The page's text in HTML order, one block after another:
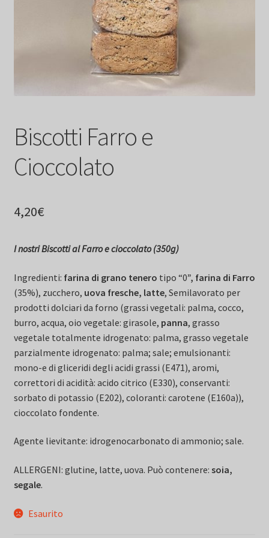
Biscotti Farro e
Cioccolato
4,20€
I nostri Biscotti al Farro e cioccolato (350g)
Ingredienti: farina di grano tenero tipo “0”, farina di Farro
(35%), zucchero, uova fresche, latte, Semilavorato per
prodotti dolciari da forno (grassi vegetali: palma, cocco,
burro, acqua, oio vegetale: girasole, panna, grasso
vegetale totalmente idrogenato: palma, grasso vegetale
parzialmente idrogenato: palma; sale; emulsionanti:
mono-e di gliceridi degli acidi grassi (E471), aromi,
correttori di acidità: acido citrico (E330), conservanti:
sorbato di potassio (E202), coloranti: carotene (E160a)),
cioccolato fondente.
Agente lievitante: idrogenocarbonato di ammonio; sale.
ALLERGENI: glutine, latte, uova. Può contenere: soia,
segale.
Esaurito